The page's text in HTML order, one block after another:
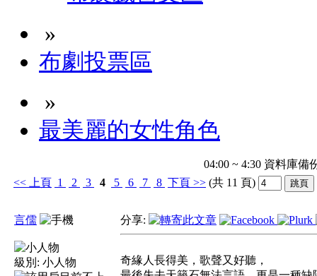
»
布劇投票區
»
最美麗的女性角色
04:00 ~ 4:30 資料庫
<<
上頁 1 2 3 4 5 6 7 8 下頁 >> (共 11 頁)
言儒
級別: 小人物
分享:
奇緣人長得美，歌聲又好聽，